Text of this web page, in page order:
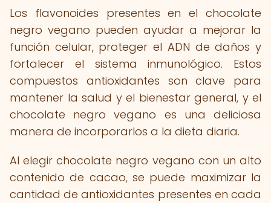
Los flavonoides presentes en el chocolate
negro vegano pueden ayudar a mejorar la
función celular, proteger el ADN de daños y
fortalecer el sistema inmunológico. Estos
compuestos antioxidantes son clave para
mantener la salud y el bienestar general, y el
chocolate negro vegano es una deliciosa
manera de incorporarlos a la dieta diaria.
Al elegir chocolate negro vegano con un alto
contenido de cacao, se puede maximizar la
cantidad de antioxidantes presentes en cada